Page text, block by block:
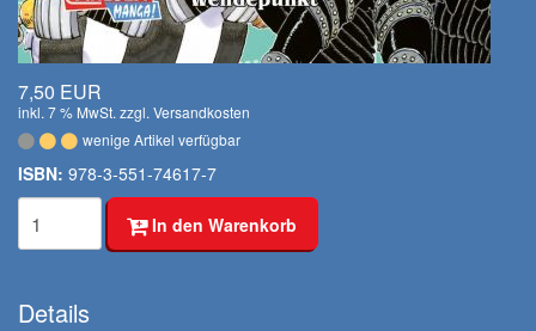
7,50 EUR
inkl. 7 % MwSt. zzgl. Versandkosten
wenige Artikel verfügbar
ISBN: 978-3-551-74617-7
In den Warenkorb
Details